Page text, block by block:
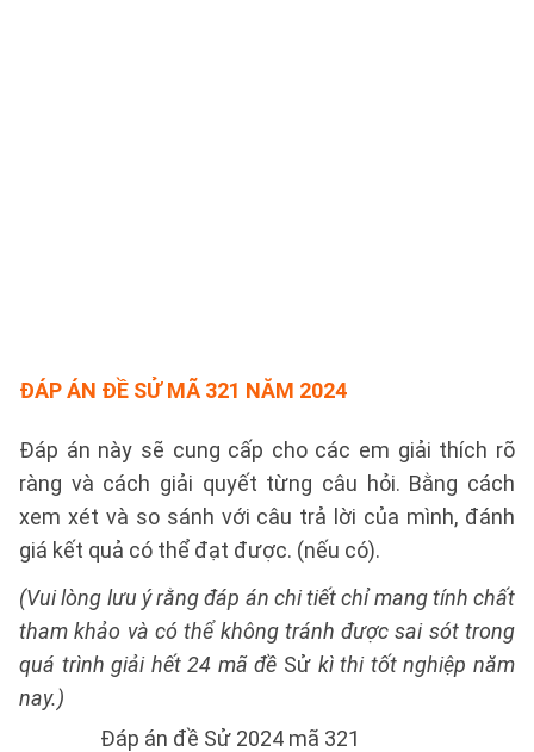
ĐÁP ÁN ĐỀ SỬ MÃ 321 NĂM 2024
Đáp án này sẽ cung cấp cho các em giải thích rõ
ràng và cách giải quyết từng câu hỏi. Bằng cách
xem xét và so sánh với câu trả lời của mình, đánh
giá kết quả có thể đạt được. (nếu có).
(Vui lòng lưu ý rằng đáp án chi tiết chỉ mang tính chất
tham khảo và có thể không tránh được sai sót trong
quá trình giải hết 24 mã đề Sử kì thi tốt nghiệp năm
nay.)
Đáp án đề Sử 2024 mã 321